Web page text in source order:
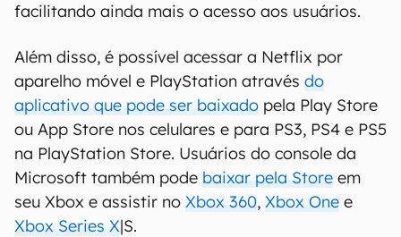
facilitando ainda mais o acesso aos usuários.
Além disso, é possível acessar a Netflix por
aparelho móvel e PlayStation através do
aplicativo que pode ser baixado pela Play Store
ou App Store nos celulares e para PS3, PS4 e PS5
na PlayStation Store. Usuários do console da
Microsoft também pode baixar pela Store em
seu Xbox e assistir no Xbox 360, Xbox One e
Xbox Series X|S.